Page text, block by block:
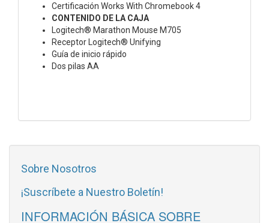
Certificación Works With Chromebook 4
CONTENIDO DE LA CAJA
Logitech® Marathon Mouse M705
Receptor Logitech® Unifying
Guía de inicio rápido
Dos pilas AA
Sobre Nosotros
¡Suscríbete a Nuestro Boletín!
INFORMACIÓN BÁSICA SOBRE